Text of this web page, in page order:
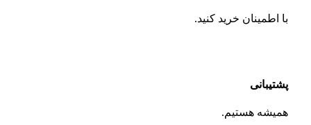
با اطمینان خرید کنید.
پشتیبانی
همیشه هستیم.